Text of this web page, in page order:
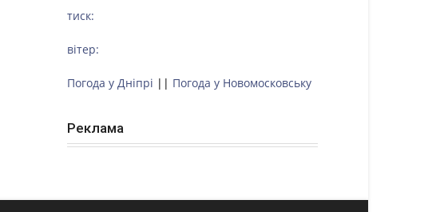
тиск:
вітер:
Погода у Дніпрі || Погода у Новомосковську
Реклама